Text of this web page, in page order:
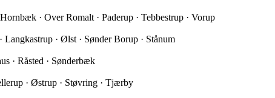
· Over Romalt · Paderup · Tebbestrup · Vorup
· Ølst · Sønder Borup · Stånum
· Råsted · Sønderbæk
· Østrup · Støvring · Tjærby